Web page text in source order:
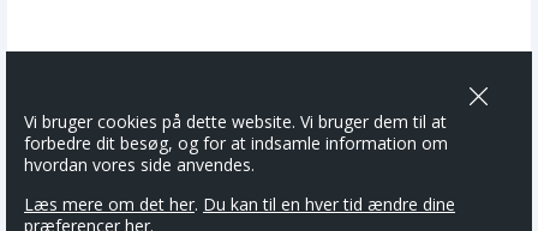
Vi bruger cookies på dette website. Vi bruger dem til at
forbedre dit besøg, og for at indsamle information om
hvordan vores side anvendes.
Læs mere om det her. Du kan til en hver tid ændre dine
præferencer her.